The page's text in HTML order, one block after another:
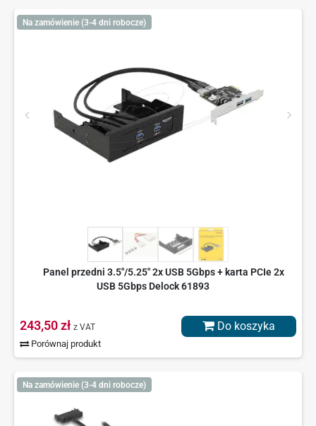
Na zamówienie (3-4 dni robocze)
Panel przedni 3.5"/5.25" 2x USB 5Gbps + karta PCIe 2x
USB 5Gbps Delock 61893
243,50 zł z VAT
Porównaj produkt
Do koszyka
Na zamówienie (3-4 dni robocze)